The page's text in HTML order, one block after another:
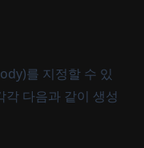
를 지정할 수 있
각 다음과 같이 생성